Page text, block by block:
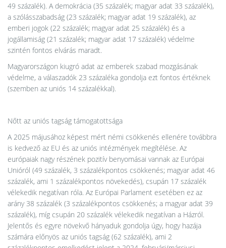
49 százalék). A demokrácia (35 százalék; magyar adat 33 százalék),
a szólásszabadság (23 százalék; magyar adat 19 százalék), az
emberi jogok (22 százalék; magyar adat 25 százalék) és a
jogállamiság (21 százalék; magyar adat 17 százalék) védelme
szintén fontos elvárás maradt.
Magyarországon kiugró adat az emberek szabad mozgásának
védelme, a válaszadók 23 százaléka gondolja ezt fontos értéknek
(szemben az uniós 14 százalékkal).
Nőtt az uniós tagság támogatottsága
A 2025 májusához képest mért némi csökkenés ellenére továbbra
is kedvező az EU és az uniós intézmények megítélése. Az
európaiak nagy részének pozitív benyomásai vannak az Európai
Unióról (49 százalék, 3 százalékpontos csökkenés; magyar adat 46
százalék, ami 1 százalékpontos növekedés), csupán 17 százalék
vélekedik negatívan róla. Az Európai Parlament esetében ez az
arány 38 százalék (3 százalékpontos csökkenés; a magyar adat 39
százalék), míg csupán 20 százalék vélekedik negatívan a Házról.
Jelentős és egyre növekvő hányaduk gondolja úgy, hogy hazája
számára előnyös az uniós tagság (62 százalék), ami 2